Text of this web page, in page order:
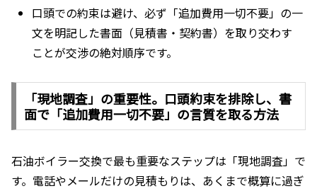
口頭での約束は避け、必ず「追加費用一切不要」の一
文を明記した書面（見積書・契約書）を取り交わす
ことが交渉の絶対順序です。
「現地調査」の重要性。口頭約束を排除し、書
面で「追加費用一切不要」の言質を取る方法
石油ボイラー交換で最も重要なステップは「現地調査」で
す。電話やメールだけの見積もりは、あくまで概算に過ぎ